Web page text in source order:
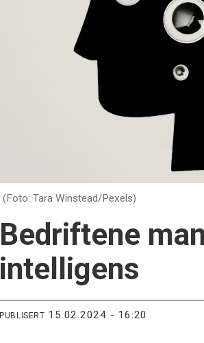
(Foto: Tara Winstead/Pexels)
Bedriftene
intelligens
PUBLISERT 15.02.2024 - 16:20